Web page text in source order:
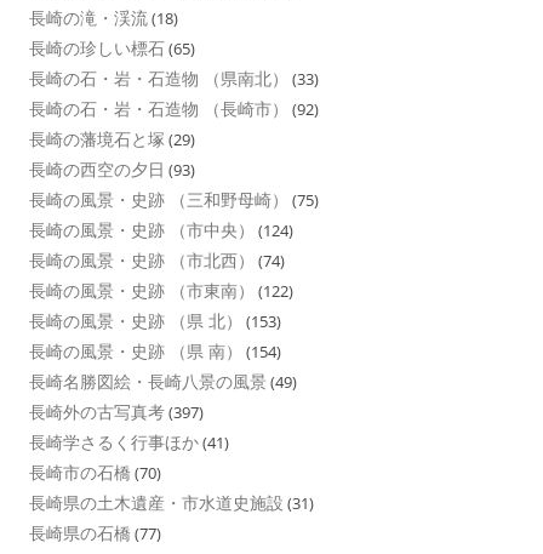
長崎の滝・渓流(18)
長崎の珍しい標石(65)
長崎の石・岩・石造物 （県南北） (33)
長崎の石・岩・石造物 （長崎市） (92)
長崎の藩境石と塚 (29)
長崎の西空の夕日 (93)
長崎の風景・史跡 （三和野母崎） (75)
長崎の風景・史跡 （市中央） (124)
長崎の風景・史跡 （市北西） (74)
長崎の風景・史跡 （市東南） (122)
長崎の風景・史跡 （県 北） (153)
長崎の風景・史跡 （県 南） (154)
長崎名勝図絵・長崎八景の風景 (49)
長崎外の古写真考(397)
長崎学さるく行事ほか(41)
長崎市の石橋 (70)
長崎県の土木遺産・市水道史施設 (31)
長崎県の石橋 (77)